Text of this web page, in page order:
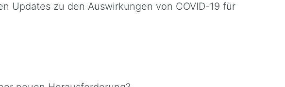
Updates zu den Auswirkungen von COVID-19 für